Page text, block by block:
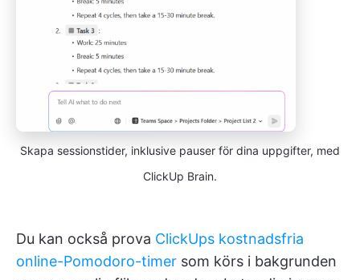
Skapa sessionstider, inklusive pauser för dina uppgifter, med
ClickUp Brain.
Du kan också prova ClickUps kostnadsfria
online-Pomodoro-timer som körs i bakgrunden